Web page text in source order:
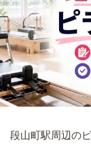
段山町駅周辺の